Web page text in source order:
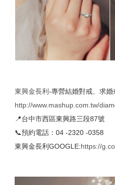
東興金長利 -專營結婚對戒、求
http://www.mashup.com.tw/
📍台中市西區東興路三段87號
📞預約電話：04 -2320 -0358
東興金長利GOOGLE:https://